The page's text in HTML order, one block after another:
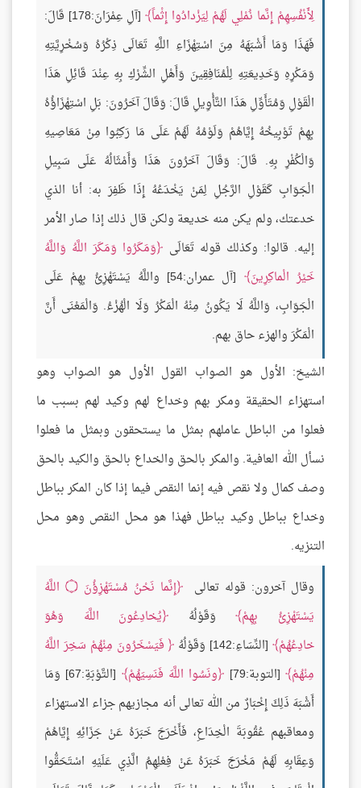
لِأَنْفُسِهِمْ إِنَّما نُمْلِي لَهُمْ لِيَزْدادُوا إِثْماً
[آلِ عِمْرَانَ:178] قَالَ:
فَهَذَا وَمَا أَشْبَهَهُ مِنَ اسْتِهْزَاءِ اللَّهِ تَعَالَى ذِكْرُهُ وَسُخْرِيَّتِهِ
وَمَكْرِهِ وَخَدِيعَتِهِ لِلْمُنَافِقِينَ وَأَهْلِ الشِّرْكِ بِهِ عِنْدَ قَائِلِ هَذَا
الْقَوْلِ وَمُتَأَوِّلِ هَذَا التَّأْوِيلِ قَالَ: وَقَالَ آخَرُونَ: بَلِ اسْتِهْزَاؤُهُ
بِهِمْ تَوْبِيخُهُ إِيَّاهُمْ وَلَوْمُهُ لَهُمْ عَلَى مَا رَكِبُوا مِنْ مَعَاصِيهِ
وَالْكُفْرِ بِهِ. قَالَ: وَقَالَ آخَرُونَ هَذَا وَأَمْثَالُهُ عَلَى سَبِيلِ
الْجَوَابِ كَقَوْلِ الرَّجُلِ لِمَنْ يَخْدَعُهُ إِذَا ظَفِرَ به: أنا الذي
خدعتك، ولم يكن منه خديعة ولكن قال ذلك إذا صار الأمر
إليه. قالوا: وكذلك قوله تَعَالَى
وَمَكَرُوا وَمَكَرَ اللَّهُ وَاللَّهُ
خَيْرُ الْماكِرِينَ
[آل عمران:54] واللَّهُ يَسْتَهْزِئُ بِهِمْ عَلَى
الْجَوَابِ، وَاللَّهُ لَا يَكُونُ مِنْهُ الْمَكْرُ وَلَا الْهُزْءُ. وَالْمَعْنَى أَنَّ
الْمَكْرَ والهزء حاق بهم.
الشيخ: الأول هو الصواب القول الأول هو الصواب وهو
استهزاء الحقيقة ومكر بهم وخداع لهم وكيد لهم بسبب ما
فعلوا من الباطل عاملهم بمثل ما يستحقون وبمثل ما فعلوا
نسأل الله العافية. والمكر بالحق والخداع بالحق والكيد بالحق
وصف كمال ولا نقص فيه إنما النقص فيما إذا كان المكر بباطل
وخداع بباطل وكيد بباطل فهذا هو محل النقص وهو محل
التنزيه.
وقال آخرون: قوله تعالى
إِنَّما نَحْنُ مُسْتَهْزِؤُنَ
اللَّهُ
يَسْتَهْزِئُ بِهِمْ وَقَوْلُهُ
يُخادِعُونَ اللَّهَ وَهُوَ
خادِعُهُمْ [النِّسَاءِ:142] وَقَوْلُهُ
فَيَسْخَرُونَ مِنْهُمْ سَخِرَ اللَّهُ
مِنْهُمْ [التوبة:79] ونَسُوا اللَّهَ فَنَسِيَهُمْ
[التَّوْبَةِ:67] وَمَا
أَشْبَهَ ذَلِكَ إِخْبَارٌ من الله تعالى أنه مجازيهم جزاء الاستهزاء
ومعاقبهم عُقُوبَةَ الْخِدَاعِ، فَأَخْرَجَ خَبَرَهُ عَنْ جَزَائِهِ إِيَّاهُمْ
وَعِقَابِهِ لَهُمْ مَخْرَجَ خَبَرَهُ عَنْ فِعْلِهِمُ الَّذِي عَلَيْهِ اسْتَحَقُّوا